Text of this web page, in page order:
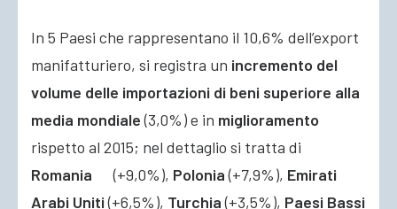
In 5 Paesi che rappresentano il 10,6% dell’export
manifatturiero, si registra un incremento del
volume delle importazioni di beni superiore alla
media mondiale(3,0%) e in miglioramento
rispetto al 2015; nel dettaglio si tratta di
Romania (+9,0%), Polonia(+7,9%), Emirati
Arabi Uniti(+6,5%), Turchia(+3,5%), Paesi Bassi